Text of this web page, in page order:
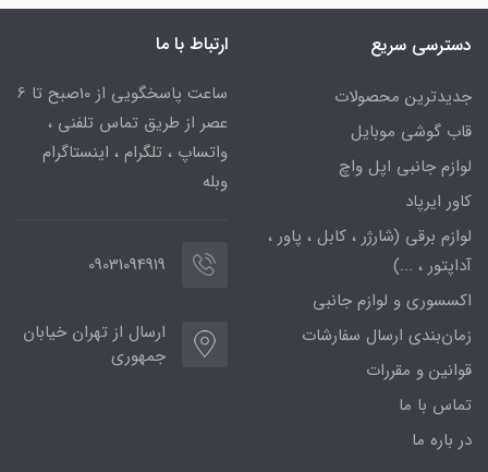
دسترسی سریع
جدیدترین محصولات
قاب گوشی موبایل
لوازم جانبی اپل واچ
کاور ایرپاد
لوازم برقی (شارژر ، کابل ، پاور ،
آداپتور ، ...)
اکسسوری و لوازم جانبی
زمان‌بندی ارسال سفارشات
قوانین و مقررات
تماس با ما
در باره ما
ارتباط با ما
ساعت پاسخگویی از 10صبح تا 6
عصر از طریق تماس تلفنی ،
واتساپ ، تلگرام ، اینستاگرام
وبله
09031094919
ارسال از تهران خیابان
جمهوری